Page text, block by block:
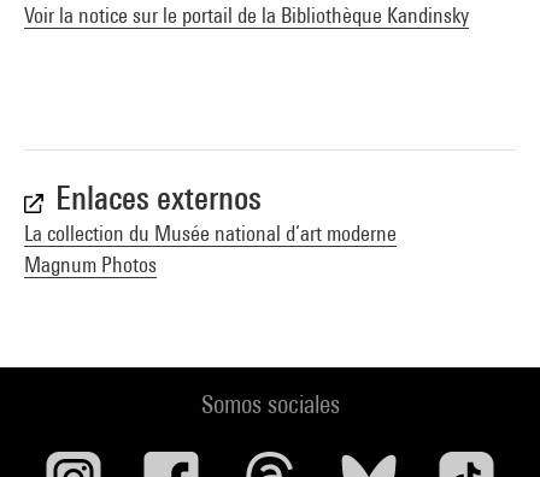
Voir la notice sur le portail de la Bibliothèque Kandinsky
Enlaces externos
La collection du Musée national d’art moderne
Magnum Photos
Somos sociales